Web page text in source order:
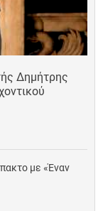
Δημήτρης
με «Έναν